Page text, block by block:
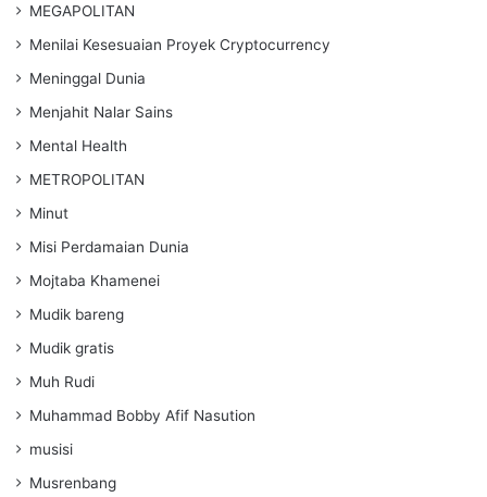
MEGAPOLITAN
Menilai Kesesuaian Proyek Cryptocurrency
Meninggal Dunia
Menjahit Nalar Sains
Mental Health
METROPOLITAN
Minut
Misi Perdamaian Dunia
Mojtaba Khamenei
Mudik bareng
Mudik gratis
Muh Rudi
Muhammad Bobby Afif Nasution
musisi
Musrenbang